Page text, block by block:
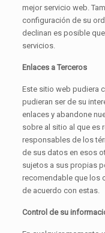
mejor servicio web.
configuración de su
declinan es posible
servicios.
Enlaces a Terceros
Este sitio web pudiera
pudieran ser de su
enlaces y abandone
sobre al sitio al que es
responsables de los
de sus datos en esos
sujetos a sus propias
recomendable que los
de acuerdo con estas.
Control de su